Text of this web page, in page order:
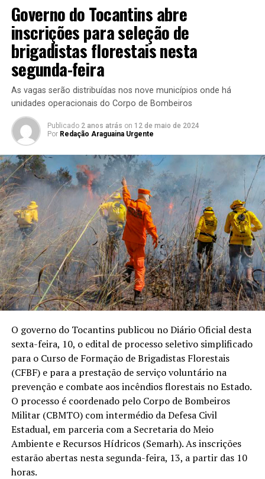
Governo do Tocantins abre
inscrições para seleção de
brigadistas florestais nesta
segunda-feira
As vagas serão distribuídas nos nove municípios onde há
unidades operacionais do Corpo de Bombeiros
Publicado 2 anos atrás on 12 de maio de 2024
Por Redação Araguaina Urgente
O governo do Tocantins publicou no Diário Oficial desta
sexta-feira, 10, o edital de processo seletivo simplificado
para o Curso de Formação de Brigadistas Florestais
(CFBF) e para a prestação de serviço voluntário na
prevenção e combate aos incêndios florestais no Estado.
O processo é coordenado pelo Corpo de Bombeiros
Militar (CBMTO) com intermédio da Defesa Civil
Estadual, em parceria com a Secretaria do Meio
Ambiente e Recursos Hídricos (Semarh). As inscrições
estarão abertas nesta segunda-feira, 13, a partir das 10
horas.